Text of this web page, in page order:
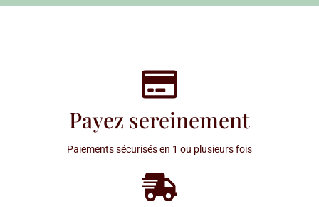
Payez sereinement
Paiements sécurisés en 1 ou plusieurs fois